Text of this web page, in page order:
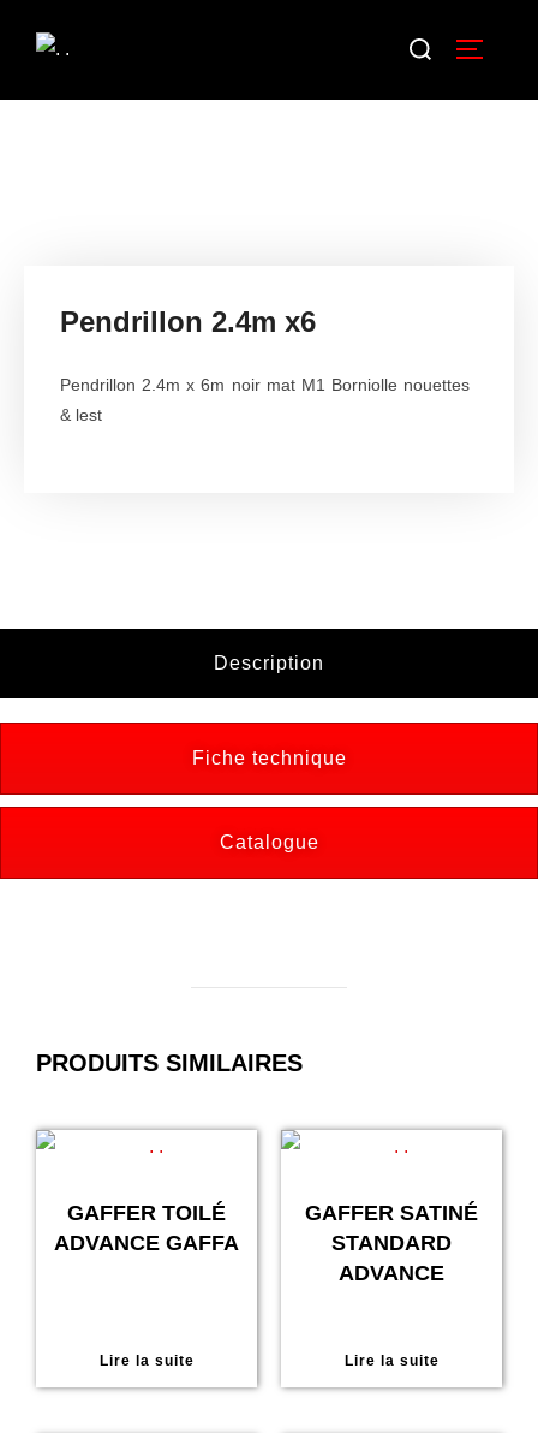
Pendrillon 2.4m x6
Pendrillon 2.4m x 6m noir mat M1 Borniolle nouettes
& lest
Description
Fiche technique
Catalogue
PRODUITS SIMILAIRES
GAFFER TOILÉ
ADVANCE GAFFA
Lire la suite
GAFFER SATINÉ
STANDARD
ADVANCE
Lire la suite